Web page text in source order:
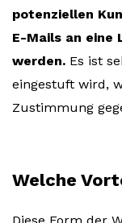
potenziellen
E-Mails an eine
werden. Es ist
eingestuft wird,
Zustimmung
Welche